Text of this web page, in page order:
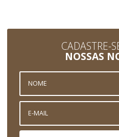
CADASTRE-
NOSSAS